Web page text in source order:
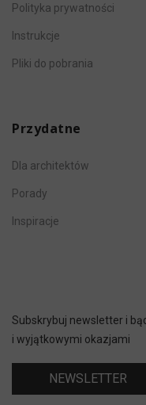
Polityka prywatności
Instrukcje
Pliki do pobrania
Przydatne
Dla architektów
Porady
Inspiracje
Subskrybuj newsletter i
i wyjątkowymi okazjami
NEWSLETTER